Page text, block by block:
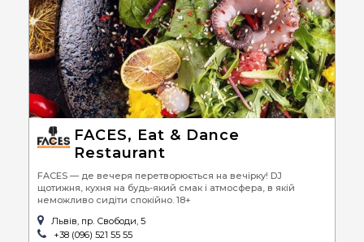
FACES, Eat & Dance
Restaurant
FACES — де вечеря перетворюється на вечірку! DJ
щотижня, кухня на будь-який смак і атмосфера, в якій
неможливо сидіти спокійно. 18+
Львів, пр. Свободи, 5
+38 (096) 521 55 55